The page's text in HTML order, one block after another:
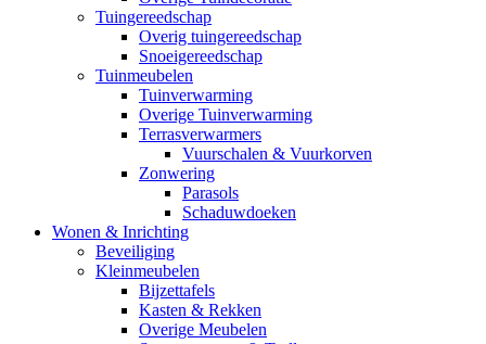
Tuingereedschap
Overig tuingereedschap
Snoeigereedschap
Tuinmeubelen
Tuinverwarming
Overige Tuinverwarming
Terrasverwarmers
Vuurschalen & Vuurkorven
Zonwering
Parasols
Schaduwdoeken
Wonen & Inrichting
Beveiliging
Kleinmeubelen
Bijzettafels
Kasten & Rekken
Overige Meubelen